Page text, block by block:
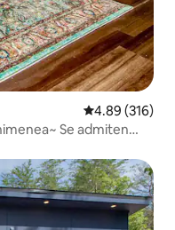
Calificación
4.89 (316)
Se admiten